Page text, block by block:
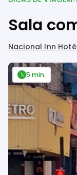
Sala
Nacional Inn
5 min.